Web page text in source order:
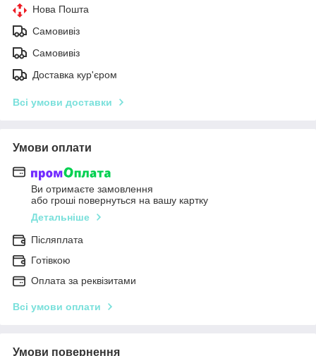
Нова Пошта
Самовивіз
Самовивіз
Доставка кур'єром
Всі умови доставки
Умови оплати
Ви отримаєте замовлення
або гроші повернуться на вашу картку
Детальніше
Післяплата
Готівкою
Оплата за реквізитами
Всі умови оплати
Умови повернення